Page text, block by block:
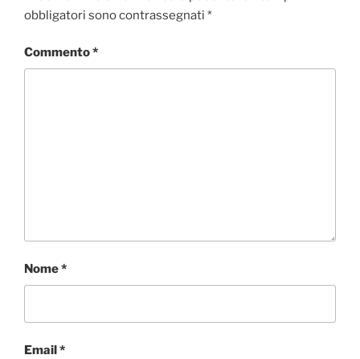
obbligatori sono contrassegnati *
Commento*
Nome*
Email*